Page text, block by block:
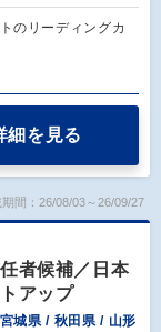
のリーディングカ
細を見る
間：26/08/03～26/09/27
者候補／日本
アップ
城県 / 秋田県 / 山形